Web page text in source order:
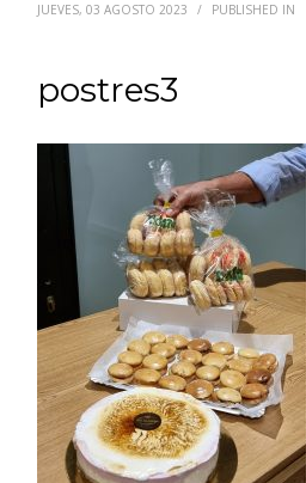
JUEVES, 03 AGOSTO 2023 / PUBLISHED IN
postres3